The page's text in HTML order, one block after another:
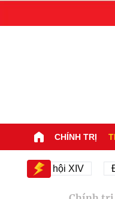
CHÍNH TRỊ
Đại hội XIV Đại